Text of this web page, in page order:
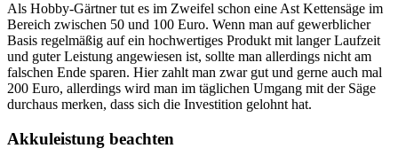
Als Hobby-Gärtner tut es im Zweifel schon eine Ast Kettensäge im
Bereich zwischen 50 und 100 Euro. Wenn man auf gewerblicher
Basis regelmäßig auf ein hochwertiges Produkt mit langer Laufzeit
und guter Leistung angewiesen ist, sollte man allerdings nicht am
falschen Ende sparen. Hier zahlt man zwar gut und gerne auch mal
200 Euro, allerdings wird man im täglichen Umgang mit der Säge
durchaus merken, dass sich die Investition gelohnt hat.
Akkuleistung beachten